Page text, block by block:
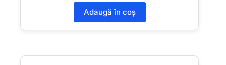
Adaugă în coș